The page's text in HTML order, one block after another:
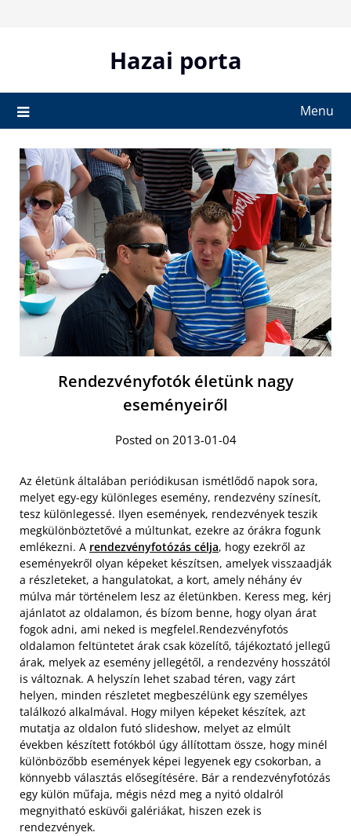
Hazai porta
Menu
Rendezvényfotók életünk nagy
eseményeiről
Posted on 2013-01-04
Az életünk általában periódikusan ismétlődő napok sora,
melyet egy-egy különleges esemény, rendezvény színesít,
tesz különlegessé. Ilyen események, rendezvények teszik
megkülönböztetővé a múltunkat, ezekre az órákra fogunk
emlékezni. A rendezvényfotózás célja, hogy ezekről az
eseményekről olyan képeket készítsen, amelyek visszaadják
a részleteket, a hangulatokat, a kort, amely néhány év
múlva már történelem lesz az életünkben. Keress meg, kérj
ajánlatot az oldalamon, és bízom benne, hogy olyan árat
fogok adni, ami neked is megfelel.Rendezvényfotós
oldalamon feltüntetet árak csak közelítő, tájékoztató jellegű
árak, melyek az esemény jellegétől, a rendezvény hosszától
is változnak. A helyszín lehet szabad téren, vagy zárt
helyen, minden részletet megbeszélünk egy személyes
találkozó alkalmával. Hogy milyen képeket készítek, azt
mutatja az oldalon futó slideshow, melyet az elmúlt
években készített fotókból úgy állítottam össze, hogy minél
különbözőbb események képei legyenek egy csokorban, a
könnyebb választás elősegítésére. Bár a rendezvényfotózás
egy külön műfaja, mégis nézd meg a nyitó oldalról
megnyitható esküvői galériákat, hiszen ezek is
rendezvények.